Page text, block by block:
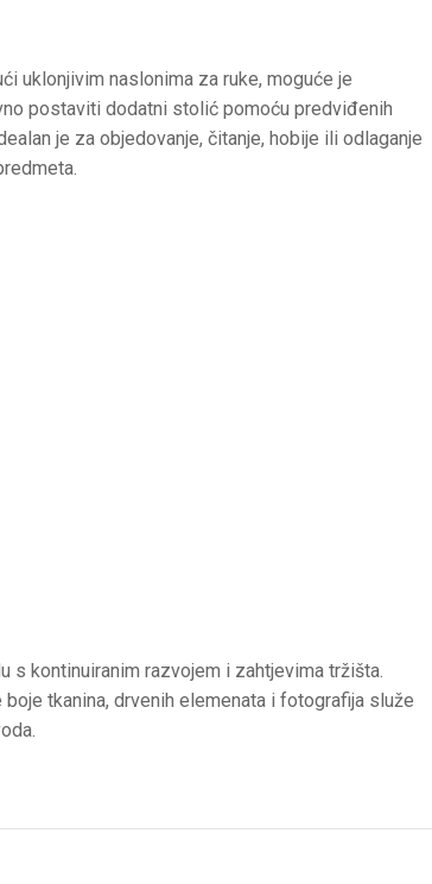
uklonjivim naslonima za ruke, moguće je
postaviti dodatni stolić pomoću predviđenih
je za objedovanje, čitanje, hobije ili odlaganje
s kontinuiranim razvojem i zahtjevima tržišta.
boje tkanina, drvenih elemenata i fotografija služe